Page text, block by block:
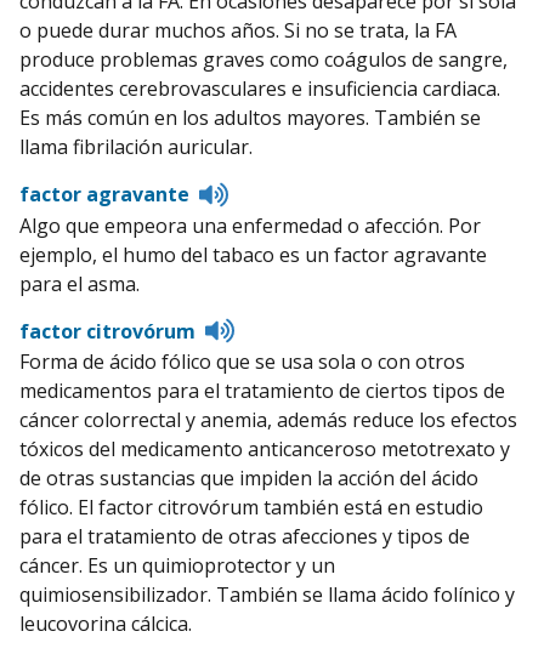
o puede durar muchos años. Si no se trata, la FA
produce problemas graves como coágulos de sangre,
accidentes cerebrovasculares e insuficiencia cardiaca.
Es más común en los adultos mayores. También se
llama fibrilación auricular.
factor agravante
Listen
pronunciation
Algo que empeora una enfermedad o afección. Por
ejemplo, el humo del tabaco es un factor agravante
para el asma.
factor citrovórum
Listen
pronunciation
Forma de ácido fólico que se usa sola o con otros
medicamentos para el tratamiento de ciertos tipos de
cáncer colorrectal y anemia, además reduce los efectos
tóxicos del medicamento anticanceroso metotrexato y
de otras sustancias que impiden la acción del ácido
fólico. El factor citrovórum también está en estudio
para el tratamiento de otras afecciones y tipos de
cáncer. Es un quimioprotector y un
quimiosensibilizador. También se llama ácido folínico y
leucovorina cálcica.